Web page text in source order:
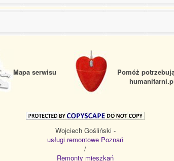
Mapa serwisu
Pomóż
Wojciech Gośliński -
usługi remontowe Poznań
/
Remonty mieszkań